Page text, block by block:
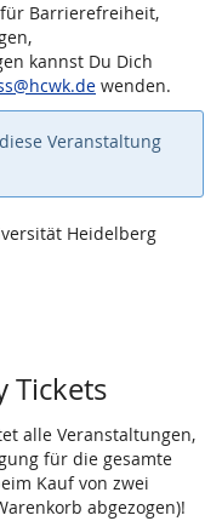
Barrierefreiheit,
kannst Du Dich
wenden.
Veranstaltung
Heidelberg
Tickets
alle Veranstaltungen,
für die gesamte
Kauf von zwei
abgezogen)!